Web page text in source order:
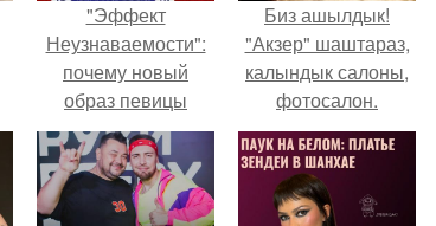
"Эффект
Неузнаваемости":
почему новый
образ певицы
вызвал споры о
гранях
возможного?
Биз ашылдык!
"Акзер" шаштараз,
калындык салоны,
фотосалон.